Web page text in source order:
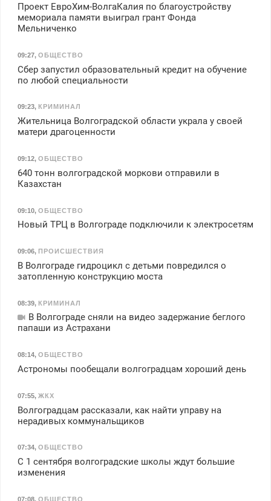
Проект ЕвроХим-ВолгаКалия по благоустройству
мемориала памяти выиграл грант Фонда
Мельниченко
09:27, ОБЩЕСТВО
Сбер запустил образовательный кредит на обучение
по любой специальности
09:23, КРИМИНАЛ
Жительница Волгоградской области украла у своей
матери драгоценности
09:12, ОБЩЕСТВО
640 тонн волгоградской моркови отправили в
Казахстан
09:10, ОБЩЕСТВО
Новый ТРЦ в Волгограде подключили к электросетям
09:06, ПРОИСШЕСТВИЯ
В Волгограде гидроцикл с детьми повредился о
затопленную конструкцию моста
08:39, КРИМИНАЛ
В Волгограде сняли на видео задержание беглого
папаши из Астрахани
08:14, ОБЩЕСТВО
Астрономы пообещали волгоградцам хороший день
07:55, ЖКХ
Волгоградцам рассказали, как найти управу на
нерадивых коммунальщиков
07:34, ОБЩЕСТВО
С 1 сентября волгоградские школы ждут большие
изменения
07:08, ОБЩЕСТВО